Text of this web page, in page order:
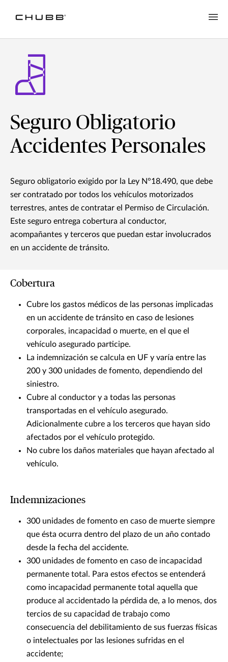
Seguro Obligatorio
Accidentes Personales
Seguro obligatorio exigido por la Ley N°18.490, que debe
ser contratado por todos los vehículos motorizados
terrestres, antes de contratar el Permiso de Circulación.
Este seguro entrega cobertura al conductor,
acompañantes y terceros que puedan estar involucrados
en un accidente de tránsito.
Cobertura
Cubre los gastos médicos de las personas implicadas
en un accidente de tránsito en caso de lesiones
corporales, incapacidad o muerte, en el que el
vehículo asegurado participe.
La indemnización se calcula en UF y varía entre las
200 y 300 unidades de fomento, dependiendo del
siniestro.
Cubre al conductor y a todas las personas
transportadas en el vehículo asegurado.
Adicionalmente cubre a los terceros que hayan sido
afectados por el vehículo protegido.
No cubre los daños materiales que hayan afectado al
vehículo.
Indemnizaciones
300 unidades de fomento en caso de muerte siempre
que ésta ocurra dentro del plazo de un año contado
desde la fecha del accidente.
300 unidades de fomento en caso de incapacidad
permanente total. Para estos efectos se entenderá
como incapacidad permanente total aquella que
produce al accidentado la pérdida de, a lo menos, dos
tercios de su capacidad de trabajo como
consecuencia del debilitamiento de sus fuerzas físicas
o intelectuales por las lesiones sufridas en el
accidente;